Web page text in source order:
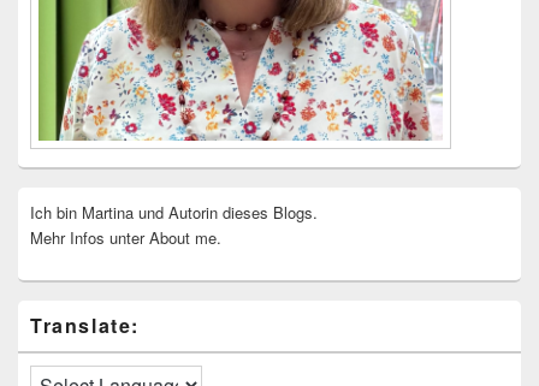
Ich bin Martina und Autorin dieses Blogs.
Mehr Infos unter About me.
Translate: